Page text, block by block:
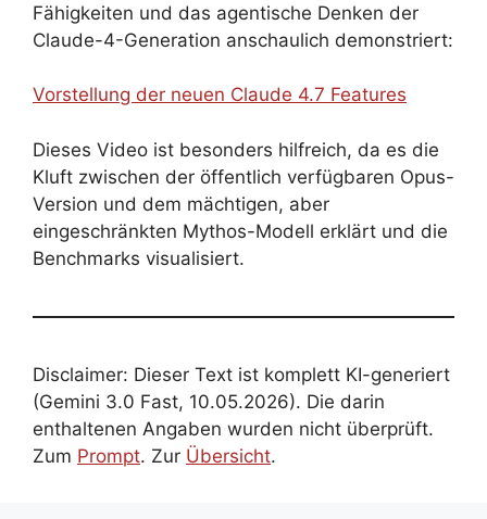
Fähigkeiten und das agentische Denken der
Claude-4-Generation anschaulich demonstriert:
Vorstellung der neuen Claude 4.7 Features
Dieses Video ist besonders hilfreich, da es die
Kluft zwischen der öffentlich verfügbaren Opus-
Version und dem mächtigen, aber
eingeschränkten Mythos-Modell erklärt und die
Benchmarks visualisiert.
Disclaimer: Dieser Text ist komplett KI-generiert
(Gemini 3.0 Fast, 10.05.2026). Die darin
enthaltenen Angaben wurden nicht überprüft.
Zum Prompt. Zur Übersicht.